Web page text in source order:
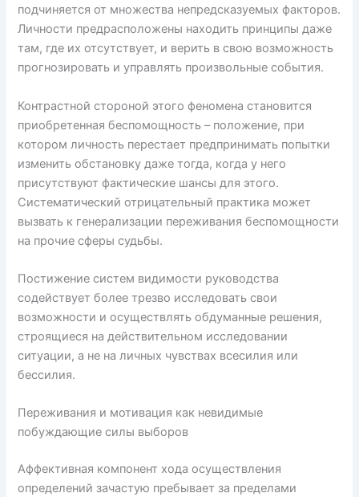
подчиняется от множества непредсказуемых факторов.
Личности предрасположены находить принципы даже
там, где их отсутствует, и верить в свою возможность
прогнозировать и управлять произвольные события.
Контрастной стороной этого феномена становится
приобретенная беспомощность – положение, при
котором личность перестает предпринимать попытки
изменить обстановку даже тогда, когда у него
присутствуют фактические шансы для этого.
Систематический отрицательный практика может
вызвать к генерализации переживания беспомощности
на прочие сферы судьбы.
Постижение систем видимости руководства
содействует более трезво исследовать свои
возможности и осуществлять обдуманные решения,
строящиеся на действительном исследовании
ситуации, а не на личных чувствах всесилия или
бессилия.
Переживания и мотивация как невидимые
побуждающие силы выборов
Аффективная компонент хода осуществления
определений зачастую пребывает за пределами